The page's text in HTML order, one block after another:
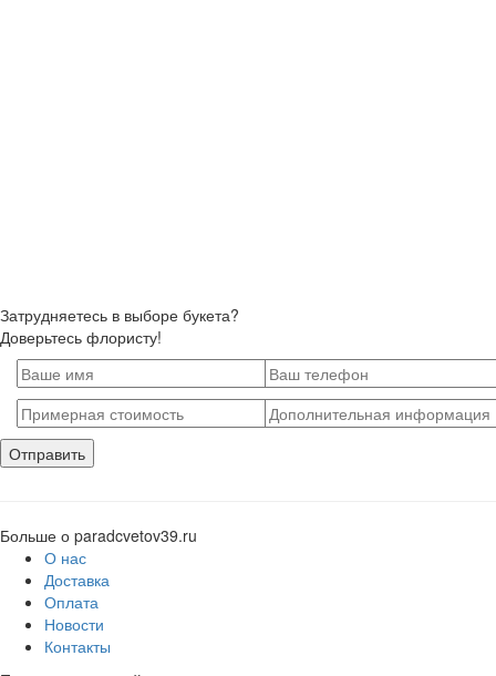
Затрудняетесь в выборе букета?
Доверьтесь флористу!
Больше о paradcvetov39.ru
О нас
Доставка
Оплата
Новости
Контакты